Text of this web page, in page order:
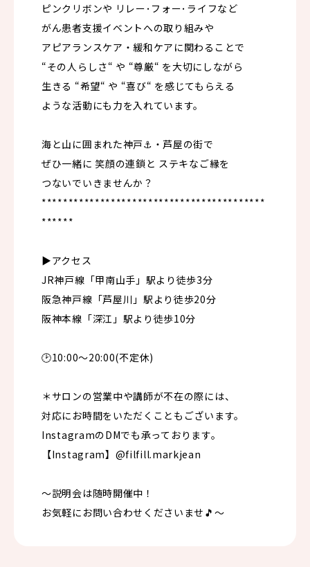
ピンクリボンや リレー･フォー･ライフなど
がん患者支援イベントへの取り組みや
アピアランスケア・緩和ケアに関わることで
“その人らしさ“ や “尊厳“ を大切にしながら
生きる “希望“ や “喜び“ を感じてもらえる
ような活動にも力を入れています。
海と山に囲まれた神戸⚓️・芦屋の街で
ぜひ一緒に 笑顔の連鎖と ステキなご縁を
つないでいきませんか？
******************************************
******
▶︎アクセス
JR神戸線「甲南山手」駅より徒歩3分
阪急神戸線「芦屋川」駅より徒歩20分
阪神本線「深江」駅より徒歩10分
🕑10:00〜20:00(不定休)
＊サロンの営業中や講師が不在の際には、
対応にお時間をいただくこともございます。
InstagramのDMでも承っております。
【Instagram】@filfill.markjean
〜説明会は随時開催中！
お気軽にお問い合わせくださいませ🎵〜